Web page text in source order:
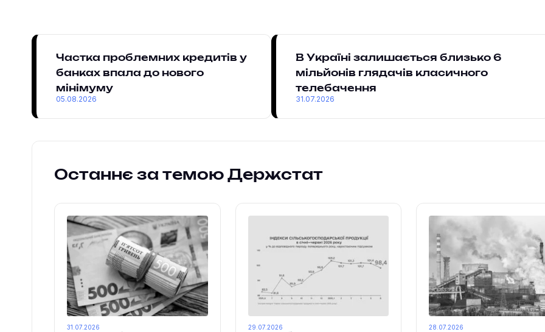
Частка проблемних кредитів у
банках впала до нового
мінімуму
05.08.2026
В Україні залишається близько 6
мільйонів глядачів класичного
телебачення
31.07.2026
Останнє за темою Держстат
31.07.2026 29.07.2026 28.07.2026